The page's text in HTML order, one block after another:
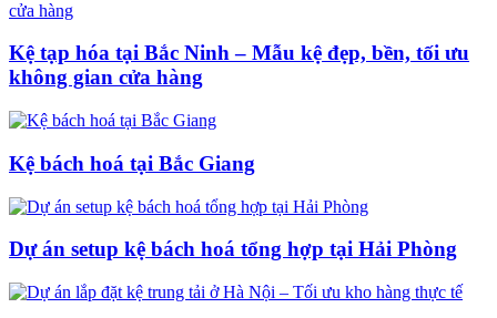
Kệ tạp hóa tại Bắc Ninh – Mẫu kệ đẹp, bền, tối ưu
không gian cửa hàng
Kệ bách hoá tại Bắc Giang
Dự án setup kệ bách hoá tổng hợp tại Hải Phòng